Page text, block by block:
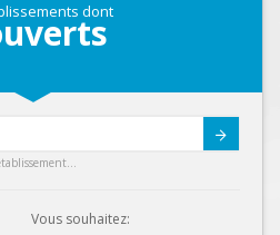
dont
Vous souhaitez: